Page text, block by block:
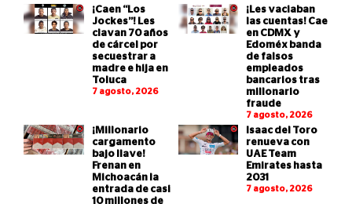
¡Caen “Los
Jockes”! Les
clavan 70 años
de cárcel por
secuestrar a
madre e hija en
Toluca
7 agosto, 2026
¡Les vaciaban
las cuentas! Cae
en CDMX y
Edoméx banda
de falsos
empleados
bancarios tras
millonario
fraude
7 agosto, 2026
¡Millonario
cargamento
bajo llave!
Frenan en
Michoacán la
entrada de casi
10 millones de
Isaac del Toro
renueva con
UAE Team
Emirates hasta
2031
7 agosto, 2026